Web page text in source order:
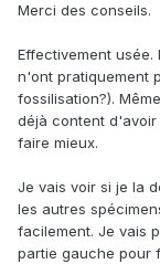
Merci des conseils.
Effectivement
n'ont pratiquement
fossilisation?).
déjà content
faire mieux.
Je vais voir si je la
les autres
facilement. Je vais
partie gauche pour